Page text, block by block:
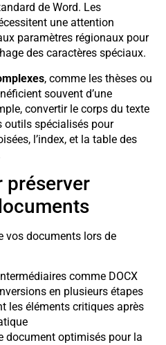
de Word. Les
une attention
paramètres régionaux pour
des caractères spéciaux.
, comme les thèses ou
souvent d’une
convertir le corps du texte
outils spécialisés pour
l’index, et la table des
préserver
vos documents lors de
comme DOCX
en plusieurs étapes
les éléments critiques après
document optimisés pour la